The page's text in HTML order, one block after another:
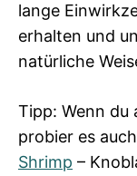
lange
erhalten und
natürliche
Tipp: Wenn du
probier es
Shrimp –